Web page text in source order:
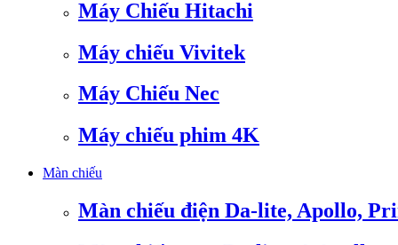
Máy Chiếu Hitachi
Máy chiếu Vivitek
Máy Chiếu Nec
Máy chiếu phim 4K
Màn chiếu
Màn chiếu điện Da-lite, Apollo,